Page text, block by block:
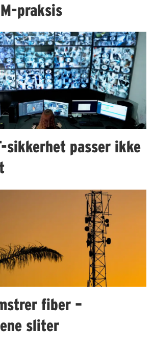
praksis
sikkerhet passer ikke
fiber –
sliter